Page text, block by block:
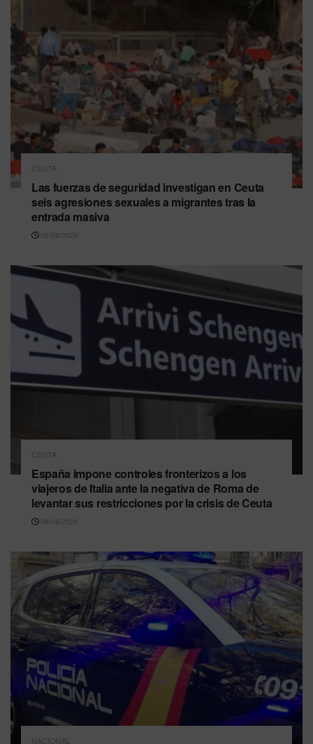
CEUTA
Las fuerzas de seguridad investigan en Ceuta
seis agresiones sexuales a migrantes tras la
entrada masiva
08/08/2026
CEUTA
España impone controles fronterizos a los
viajeros de Italia ante la negativa de Roma de
levantar sus restricciones por la crisis de Ceuta
08/08/2026
NACIONAL